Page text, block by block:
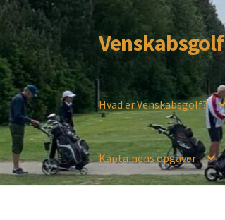
Spring
til
navigation
Spring
til
indhold
Venskabsgolf
Hvad er Venskabsgolf?
Kaptajnens opgaver